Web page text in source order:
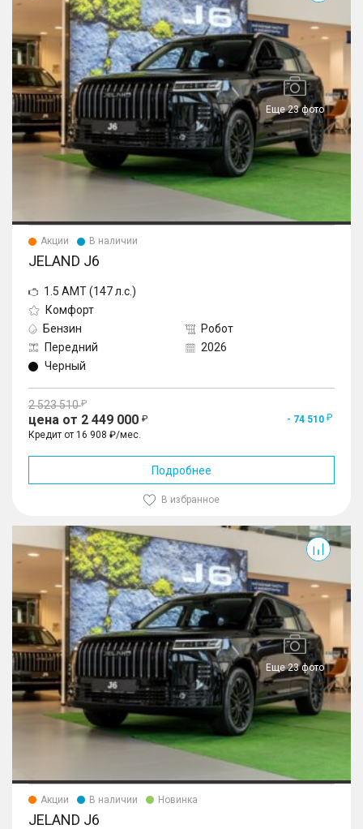
Еще 23 фото
Акции В наличии
JELAND J6
1.5 AMT (147 л.с.)
Комфорт
Бензин
Робот
Передний
2026
Черный
2 523 510
цена от 2 449 000
- 74 510
Кредит от 16 908 ₽/мес.
Подробнее
В избранное
Еще 23 фото
Акции В наличии Новинка
JELAND J6